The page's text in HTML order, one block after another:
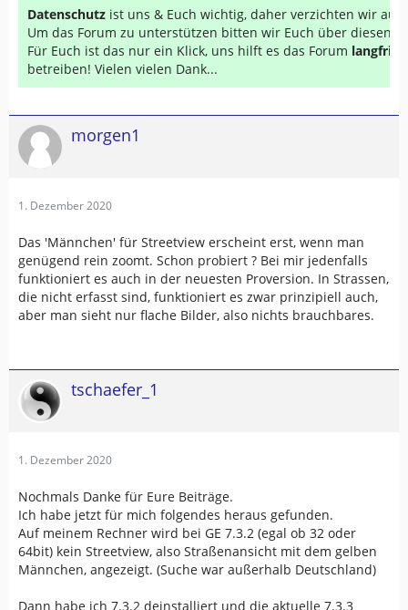
Datenschutz ist uns & Euch wichtig, daher verzichten wir auf
Um das Forum zu unterstützen bitten wir Euch über diesen
Für Euch ist das nur ein Klick, uns hilft es das Forum
betreiben! Vielen vielen Dank...
morgen1
1. Dezember 2020
Das 'Männchen' für Streetview erscheint erst, wenn man
genügend rein zoomt. Schon probiert ? Bei mir jedenfalls
funktioniert es auch in der neuesten Proversion. In Strassen,
die nicht erfasst sind, funktioniert es zwar prinzipiell auch,
aber man sieht nur flache Bilder, also nichts brauchbares.
tschaefer_1
1. Dezember 2020
Nochmals Danke für Eure Beiträge.
Ich habe jetzt für mich folgendes heraus gefunden.
Auf meinem Rechner wird bei GE 7.3.2 (egal ob 32 oder
64bit) kein Streetview, also Straßenansicht mit dem gelben
Männchen, angezeigt. (Suche war außerhalb Deutschland)
Dann habe ich 7.3.2 deinstalliert und die aktuelle 7.3.3